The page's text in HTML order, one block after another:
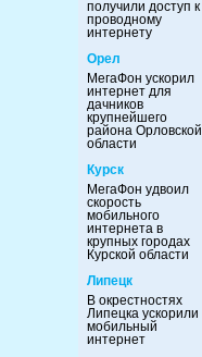
получили доступ к
проводному
интернету
Орел
МегаФон ускорил
интернет для
дачников
крупнейшего
района Орловской
области
Курск
МегаФон удвоил
скорость
мобильного
интернета в
крупных городах
Курской области
Липецк
В окрестностях
Липецка ускорили
мобильный
интернет